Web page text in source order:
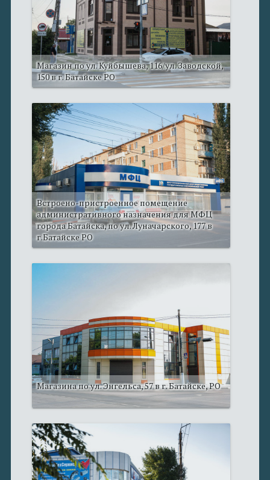
Магазин по ул. Куйбышева, 116/ул. Заводской,
150 в г. Батайске РО
Встроено-пристроенное помещение
административного назначения для МФЦ
города Батайска, по ул. Луначарского, 177 в
г.Батайске РО
Магазина по ул. Энгельса, 57 в г. Батайске, РО